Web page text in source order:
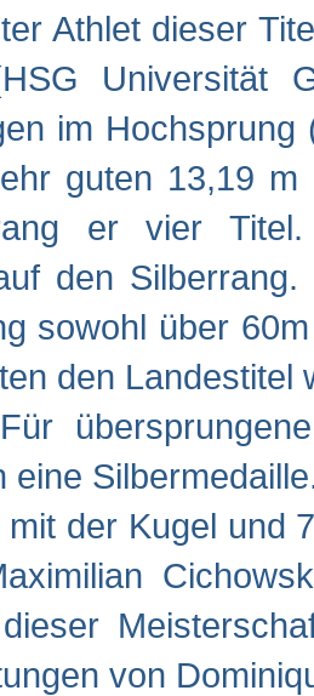
Athlet dieser
Universität
im
guten 13,19
er vier
den
sowohl über
den Landestitel
eine
der Kugel und
von